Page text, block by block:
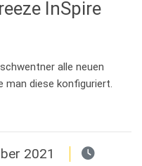
InSpire
alle neuen
man diese konfiguriert.
2021